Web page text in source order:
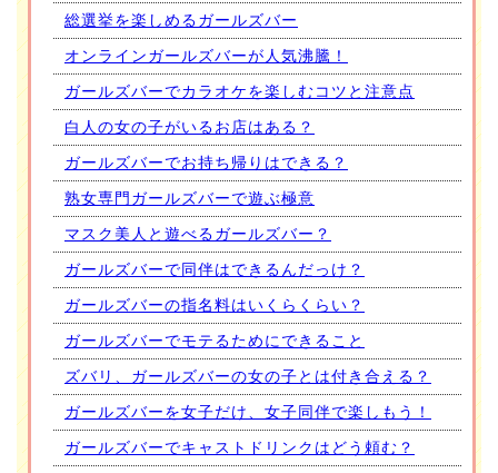
総選挙を楽しめるガールズバー
オンラインガールズバーが人気沸騰！
ガールズバーでカラオケを楽しむコツと注意点
白人の女の子がいるお店はある？
ガールズバーでお持ち帰りはできる？
熟女専門ガールズバーで遊ぶ極意
マスク美人と遊べるガールズバー？
ガールズバーで同伴はできるんだっけ？
ガールズバーの指名料はいくらくらい？
ガールズバーでモテるためにできること
ズバリ、ガールズバーの女の子とは付き合える？
ガールズバーを女子だけ、女子同伴で楽しもう！
ガールズバーでキャストドリンクはどう頼む？